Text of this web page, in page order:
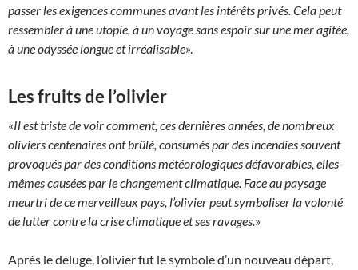
passer les exigences communes avant les intérêts privés. Cela peut
ressembler à une utopie, à un voyage sans espoir sur une mer agitée,
à une odyssée longue et irréalisable».
Les fruits de l’olivier
«Il est triste de voir comment, ces dernières années, de nombreux
oliviers centenaires ont brûlé, consumés par des incendies souvent
provoqués par des conditions météorologiques défavorables, elles-
mêmes causées par le changement climatique. Face au paysage
meurtri de ce merveilleux pays, l’olivier peut symboliser la volonté
de lutter contre la crise climatique et ses ravages.»
Après le déluge, l’olivier fut le symbole d’un nouveau départ,